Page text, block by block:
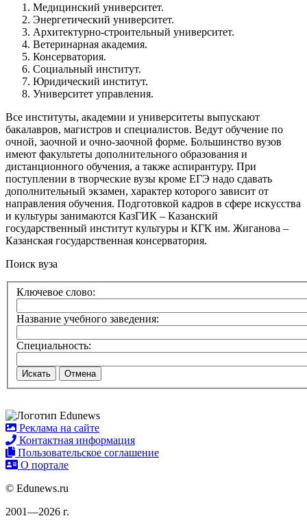
Медицинский университет.
Энергетический университет.
Архитектурно-строительный университет.
Ветеринарная академия.
Консерватория.
Социальный институт.
Юридический институт.
Университет управления.
Все институты, академии и университеты выпускают
бакалавров, магистров и специалистов. Ведут обучение по
очной, заочной и очно-заочной форме. Большинство вузов
имеют факультеты дополнительного образования и
дистанционного обучения, а также аспирантуру. При
поступлении в творческие вузы кроме ЕГЭ надо сдавать
дополнительный экзамен, характер которого зависит от
направления обучения. Подготовкой кадров в сфере искусства
и культуры занимаются КазГИК – Казанский
государственный институт культуры и КГК им. Жиганова –
Казанская государственная консерватория.
Поиск вуза
Ключевое слово:
Название учебного заведения:
Специальность:
Искать Отмена
Реклама на сайте
Контактная информация
Пользовательское соглашение
О портале
© Edunews.ru
2001—2026 г.